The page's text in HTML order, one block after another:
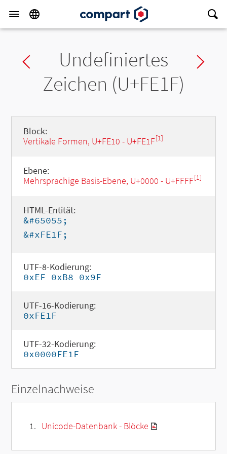
Previous char
Undefiniertes
Zeichen (U+FE1F)
Block:
Vertikale Formen, U+FE10 - U+FE1F[1]
Ebene:
Mehrsprachige Basis-Ebene, U+0000 - U+FFFF[1]
HTML-Entität:
&#65055;
&#xFE1F;
UTF-8-Kodierung:
0xEF 0xB8 0x9F
UTF-16-Kodierung:
0xFE1F
UTF-32-Kodierung:
0x0000FE1F
Einzelnachweise
Unicode-Datenbank - Blöcke